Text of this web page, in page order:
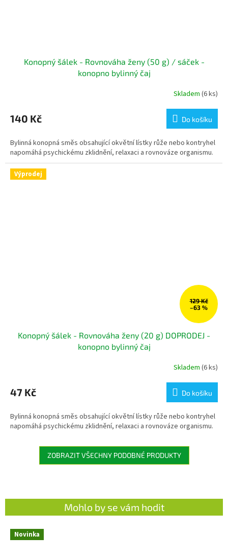
Mohlo by se vám hodit
Novinka
Konopný šálek - Rovnováha ženy (50 g) / sáček -
konopno bylinný čaj
Skladem (6 ks)
140 Kč Do košíku
Bylinná konopná směs obsahující okvětní lístky růže nebo kontryhel
napomáhá psychickému zklidnění, relaxaci a rovnováze organismu.
Výprodej
129 Kč
–63 %
Konopný šálek - Rovnováha ženy (20 g) DOPRODEJ -
konopno bylinný čaj
Skladem (6 ks)
47 Kč Do košíku
Bylinná konopná směs obsahující okvětní lístky růže nebo kontryhel
napomáhá psychickému zklidnění, relaxaci a rovnováze organismu.
ZOBRAZIT VŠECHNY PODOBNÉ PRODUKTY